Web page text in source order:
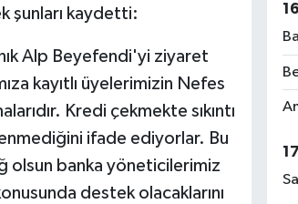
şunları kaydetti:
Alp Beyefendi'yi ziyaret
kayıtlı üyelerimizin Nefes
Kredi çekmekte sıkıntı
ifade ediyorlar. Bu
olsun banka yöneticilerimiz
destek olacaklarını